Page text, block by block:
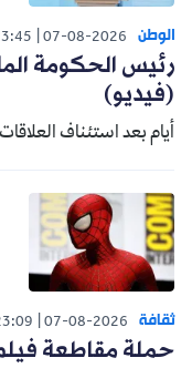
الوطن 07-08-2026
رئيس الحكومة
(فيديو)
أيام بعد استئناف
ثقافة 07-08-2026
حملة مقاطعة